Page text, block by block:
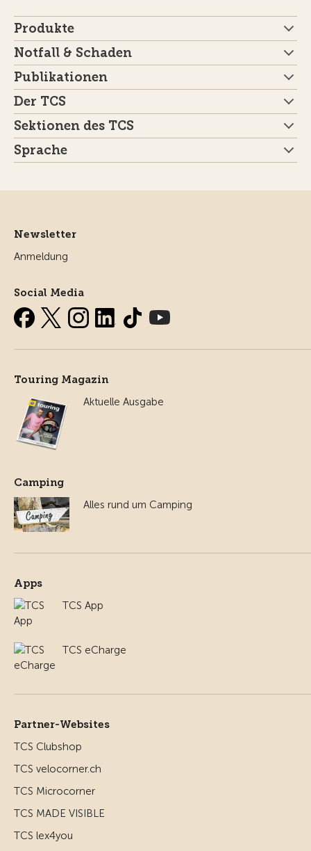
Produkte
Notfall & Schaden
Publikationen
Der TCS
Sektionen des TCS
Sprache
Newsletter
Anmeldung
Social Media
Touring Magazin
Aktuelle Ausgabe
Camping
Alles rund um Camping
Apps
TCS App
TCS eCharge
Partner-Websites
TCS Clubshop
TCS velocorner.ch
TCS Microcorner
TCS MADE VISIBLE
TCS lex4you